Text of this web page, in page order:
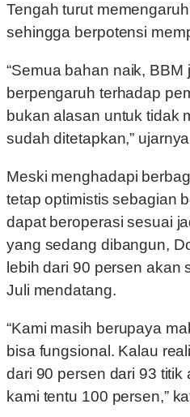
Tengah turut
sehingga berpotensi
“Semua bahan naik, BBM
berpengaruh terhadap
bukan alasan untuk tidak
sudah ditetapkan,”
Meski menghadapi
tetap optimistis sebagian
dapat beroperasi sesuai
yang sedang dibangun,
lebih dari 90 persen akan
Juli mendatang.
“Kami masih berupaya
bisa fungsional. Kalau
dari 90 persen dari 93 titik
kami tentu 100 persen,”